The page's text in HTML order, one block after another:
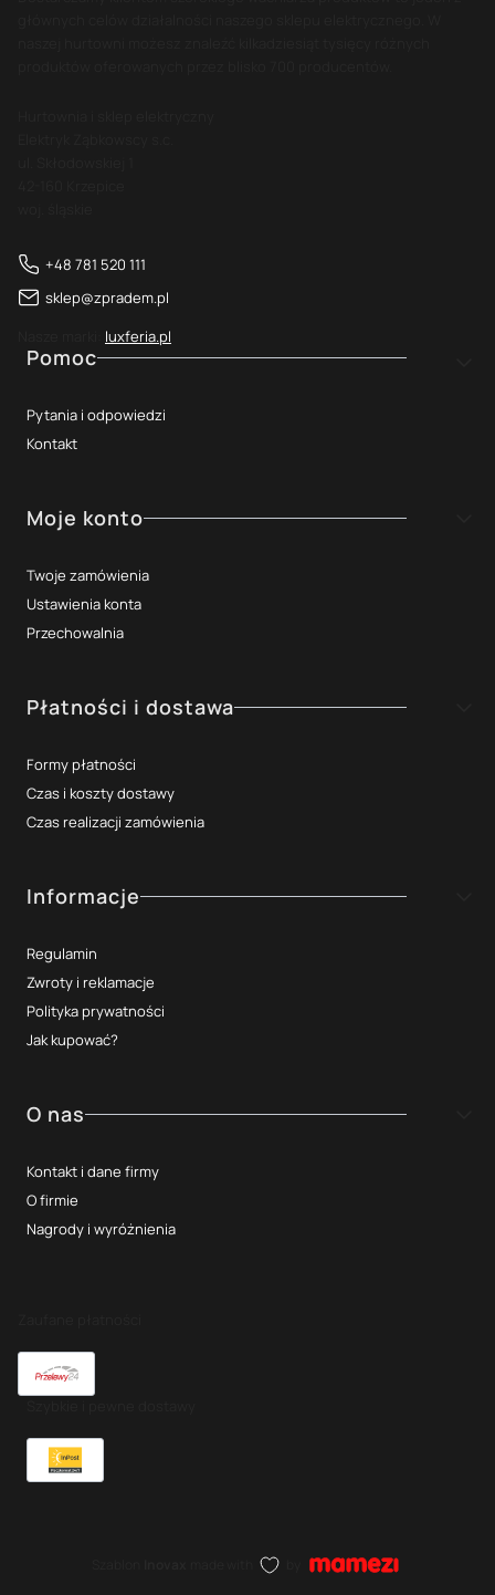
+48 781 520 111
sklep@zpradem.pl
luxferia.pl
Linki w stopce
Pomoc
Pytania i odpowiedzi
Kontakt
Moje konto
Twoje zamówienia
Ustawienia konta
Przechowalnia
Płatności i dostawa
Formy płatności
Czas i koszty dostawy
Czas realizacji zamówienia
Informacje
Regulamin
Zwroty i reklamacje
Polityka prywatności
Jak kupować?
O nas
Kontakt i dane firmy
O firmie
Nagrody i wyróżnienia